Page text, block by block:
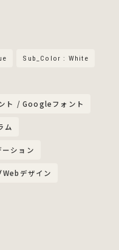
Sub_Color : White
ト / Googleフォント
ム
ーション
Webデザイン